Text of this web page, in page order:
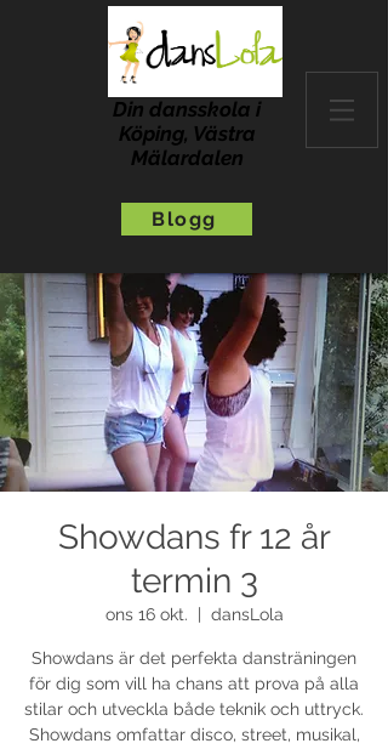
Din dansskola i
Köping, Västra
Mälardalen
Blogg
Showdans fr 12 år
termin 3
ons 16 okt. dansLola
Showdans är det perfekta dansträningen
för dig som vill ha chans att prova på alla
stilar och utveckla både teknik och uttryck.
Showdans omfattar disco, street, musikal,